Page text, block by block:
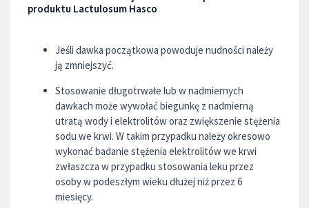
produktu Lactulosum Hasco
Jeśli dawka początkowa powoduje nudności należy
ją zmniejszyć.
Stosowanie długotrwałe lub w nadmiernych
dawkach może wywołać biegunkę z nadmierną
utratą wody i elektrolitów oraz zwiększenie stężenia
sodu we krwi. W takim przypadku należy okresowo
wykonać badanie stężenia elektrolitów we krwi
zwłaszcza w przypadku stosowania leku przez
osoby w podeszłym wieku dłużej niż przez 6
miesięcy.